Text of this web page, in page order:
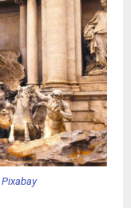
Pixabay